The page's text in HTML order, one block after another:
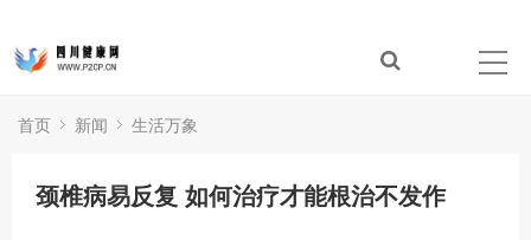
首页 新闻 生活万象
颈椎病易反复 如何治疗才能根治不发作